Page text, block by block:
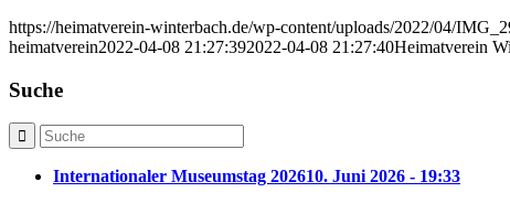
https://heimatverein-winterbach.de/wp-content/uploads/2022/04/
heimatverein2022-04-08 21:27:392022-04-08 21:27:40Heimatverein
Suche
Internationaler Museumstag 202610. Juni 2026 - 19:33